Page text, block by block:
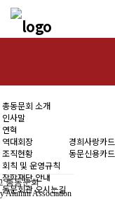
인사말
연혁
역대회장
조직현황
총동문회 소개
인사말
연혁
역대회장
조직현황
회칙 및 운영규칙
장학재단 안내
동문회관 오시는길
경희사랑카드
동문신용카드
총동문회
Alumni Association